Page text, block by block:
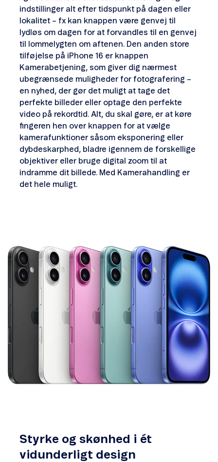
indstillinger alt efter tidspunkt på dagen eller
lokalitet – fx kan knappen være genvej til
lydløs om dagen for at forvandles til en genvej
til lommelygten om aftenen. Den anden store
tilføjelse på iPhone 16 er knappen
Kamerabetjening, som giver dig nærmest
ubegrænsede muligheder for fotografering –
en nyhed, der gør det muligt at tage det
perfekte billeder eller optage den perfekte
video på rekordtid. Alt, du skal gøre, er at køre
fingeren hen over knappen for at vælge
kamerafunktioner såsom eksponering eller
dybde­skarphed, bladre igennem de forskellige
objektiver eller bruge digital zoom til at
indramme dit billede. Med Kamerahandling er
det hele muligt.
Styrke og skønhed i ét
vidunderligt design